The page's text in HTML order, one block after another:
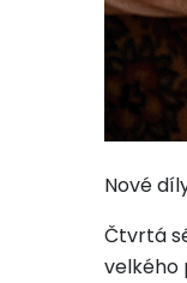
Nové
Čtvrtá
velkého